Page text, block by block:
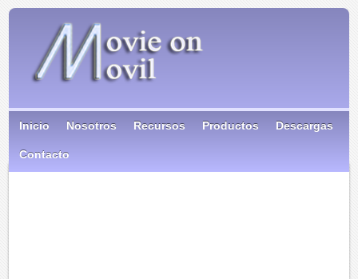
Inicio Nosotros Recursos Productos Descargas
Contacto